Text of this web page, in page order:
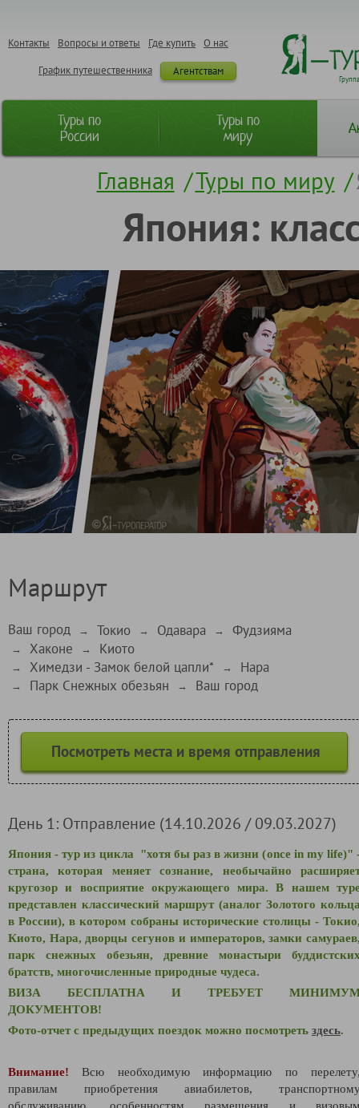
О нас
Где купить
Вопросы и ответы
Контакты
Агентствам
График путешественника
Туры по
России
Туры по
миру
Главная /Туры по миру /
Япония:
Маршрут
Ваш город → Токио → Одавара → Фудзияма
→ Хаконе → Киото
→ Химедзи - Замок белой цапли* → Нара
→ Парк Снежных обезьян → Ваш город
Посмотреть места и время отправления
День 1: Отправление (14.10.2026 / 09.03.2027)
Япония - тур из цикла "хотя бы раз в жизни (once in my life)"
страна, которая меняет сознание, необычайно
кругозор и восприятие окружающего мира. В нашем
представлен классический маршрут (аналог Золотого
в России), в котором собраны исторические столицы -
Киото, Нара, дворцы сегунов и императоров, замки
парк снежных обезьян, древние монастыри
братств, многочисленные природные чудеса.
ВИЗА БЕСПЛАТНА И ТРЕБУЕТ
ДОКУМЕНТОВ!
Фото-отчет с предыдущих поездок можно посмотреть здесь.
Внимание!
Всю необходимую информацию по
правилам приобретения авиабилетов,
обслуживанию, особенностям размещения и